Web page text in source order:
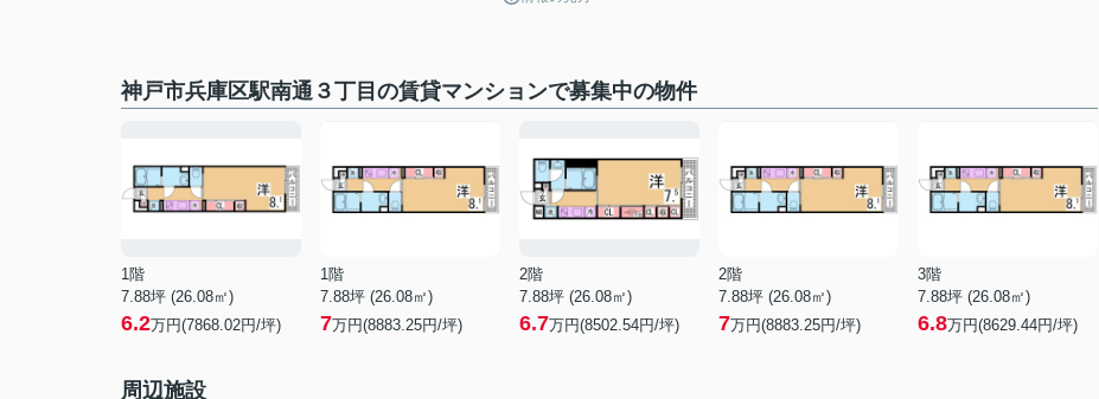
神戸市兵庫区駅南通３丁目の賃貸マンションで募集中の物件
1階
7.88坪 (26.08㎡)
6.2万円(7868.02円/坪)
1階
7.88坪 (26.08㎡)
7万円(8883.25円/坪)
2階
7.88坪 (26.08㎡)
6.7万円(8502.54円/坪)
2階
7.88坪 (26.08㎡)
7万円(8883.25円/坪)
3階
7.88坪 (26.08㎡)
6.8万円(8629.44円/坪)
周辺施設